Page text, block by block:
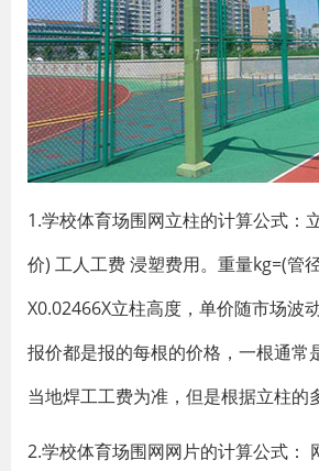
1.学校体育场围网立柱的计算公式：
价) 工人工费 浸塑费用。重量kg=(管
X0.02466X立柱高度，单价随市场波
报价都是报的每根的价格，一根通常
当地焊工工费为准，但是根据立柱的
2.学校体育场围网网片的计算公式：